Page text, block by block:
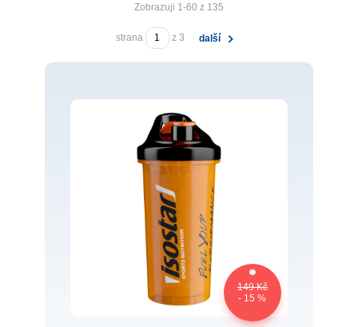
Zobrazuji 1-60 z 135
strana z 3 další
149 Kč
- 15 %